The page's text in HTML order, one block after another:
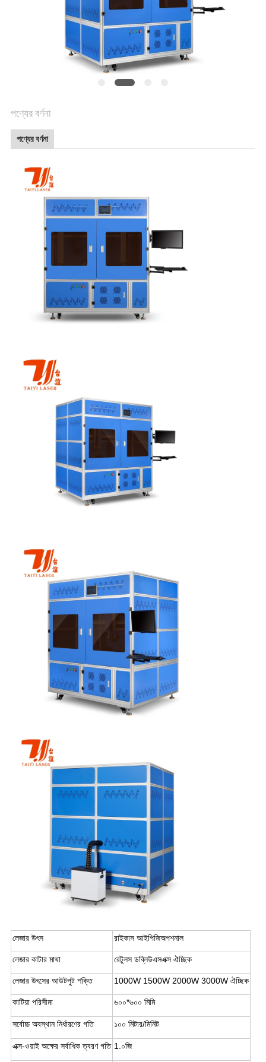
পণ্যের বর্ণনা
পণ্যের বর্ণনা
লেজার উৎস রাইকাস আইপিজিঅপশনাল
লেজার কাটার মাথা রেটুলস ডব্লিউএসএক্স ঐচ্ছিক
লেজার উৎসের আউটপুট শক্তি 1000W 1500W 2000W 3000W ঐচ্ছিক
কাটিয়া পরিসীমা ৬০০*৬০০ মিমি
সর্বোচ্চ অবস্থান নির্ধারণের গতি ১০০ মিটার/মিনিট
এক্স-ওয়াই অক্ষের সর্বাধিক ত্বরণ গতি 1.০জি